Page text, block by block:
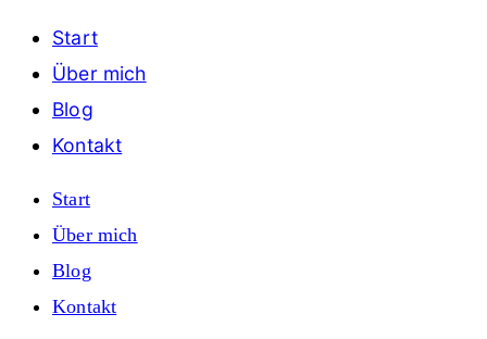
Start
Über mich
Blog
Kontakt
Start
Über mich
Blog
Kontakt